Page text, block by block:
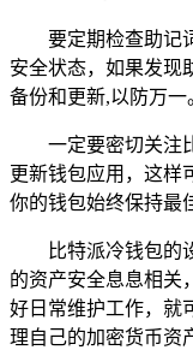
要定期检查助记
安全状态，如果发现
备份和更新,以防万一
一定要密切关注
更新钱包应用，这样
你的钱包始终保持最
比特派冷钱包的
的资产安全息息相关
好日常维护工作，就
理自己的加密货币资